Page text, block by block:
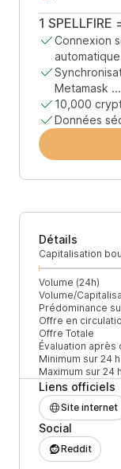
1 SPELLFIRE
Connexion
Metamask ...
10,000
Données
Détails
Capitalisation
Volume (24h)
Volume/
Prédominance
Offre en
Offre Totale
Évaluation après
Minimum sur 24 h
Maximum sur 24 h
Liens officiels
Site internet
Social
Reddit